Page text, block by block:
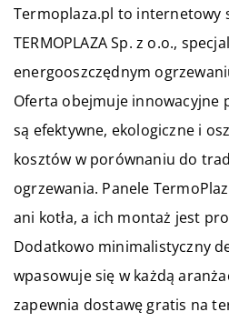
Termoplaza.pl to internetowy
TERMOPLAZA Sp. z o.o.,
energooszczędnym
Oferta obejmuje innowacyjne
są efektywne, ekologiczne i
kosztów w porównaniu do
ogrzewania. Panele
ani kotła, a ich montaż jest
Dodatkowo minimalistyczny
wpasowuje się w każdą
zapewnia dostawę gratis na